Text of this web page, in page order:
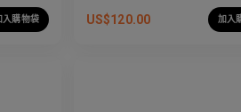
入購物袋 US$120.00 加入